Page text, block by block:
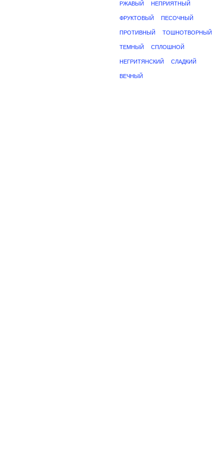
РЖАВЫЙ НЕПРИЯТНЫЙ
ФРУКТОВЫЙ ПЕСОЧНЫЙ
ПРОТИВНЫЙ ТОШНОТВОРНЫЙ
ТЕМНЫЙ СПЛОШНОЙ
НЕГРИТЯНСКИЙ СЛАДКИЙ
ВЕЧНЫЙ